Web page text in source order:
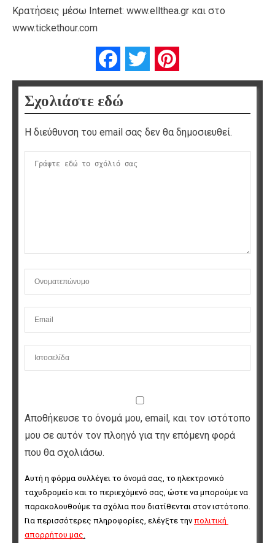
Κρατήσεις μέσω Internet: www.ellthea.gr και στο
www.tickethour.com
FacebookTwitter
Σχολιάστε εδώ
Η διεύθυνση του email σας δεν θα δημοσιευθεί.
Αποθήκευσε το όνομά μου, email, και τον ιστότοπο
μου σε αυτόν τον πλοηγό για την επόμενη φορά
που θα σχολιάσω.
Αυτή η φόρμα συλλέγει το όνομά σας, το ηλεκτρονικό
ταχυδρομείο και το περιεχόμενό σας, ώστε να μπορούμε να
παρακολουθούμε τα σχόλια που διατίθενται στον ιστότοπο.
Για περισσότερες πληροφορίες, ελέγξτε την πολιτική
απορρήτου μας